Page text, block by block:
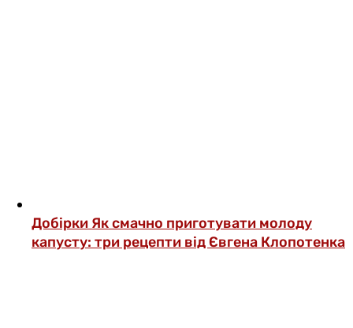
Добірки Як смачно приготувати молоду
капусту: три рецепти від Євгена Клопотенка